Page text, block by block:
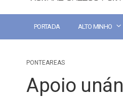
PORTADA ALTO MINHO
PONTEAREAS
Apoio